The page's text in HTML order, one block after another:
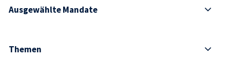
Ausgewählte Mandate
Themen